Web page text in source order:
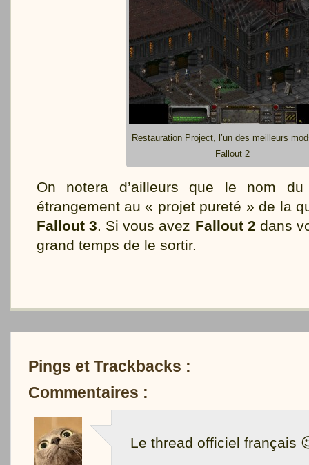
Restauration Project, l’un des meilleurs
Fallout 2
On notera d’ailleurs que le nom du
étrangement au « projet pureté » de la
Fallout 3. Si vous avez Fallout 2 dans
grand temps de le sortir.
Pings et Trackbacks :
Commentaires :
Le thread officiel français